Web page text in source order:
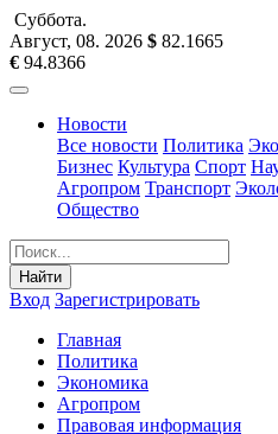
Суббота.
Август, 08. 2026 $ 82.1665
€ 94.8366
Новости
Все новости Политика
Бизнес Культура Спорт
Агропром Транспорт
Общество
Найти
Вход Зарегистрировать
Главная
Политика
Экономика
Агропром
Правовая информация